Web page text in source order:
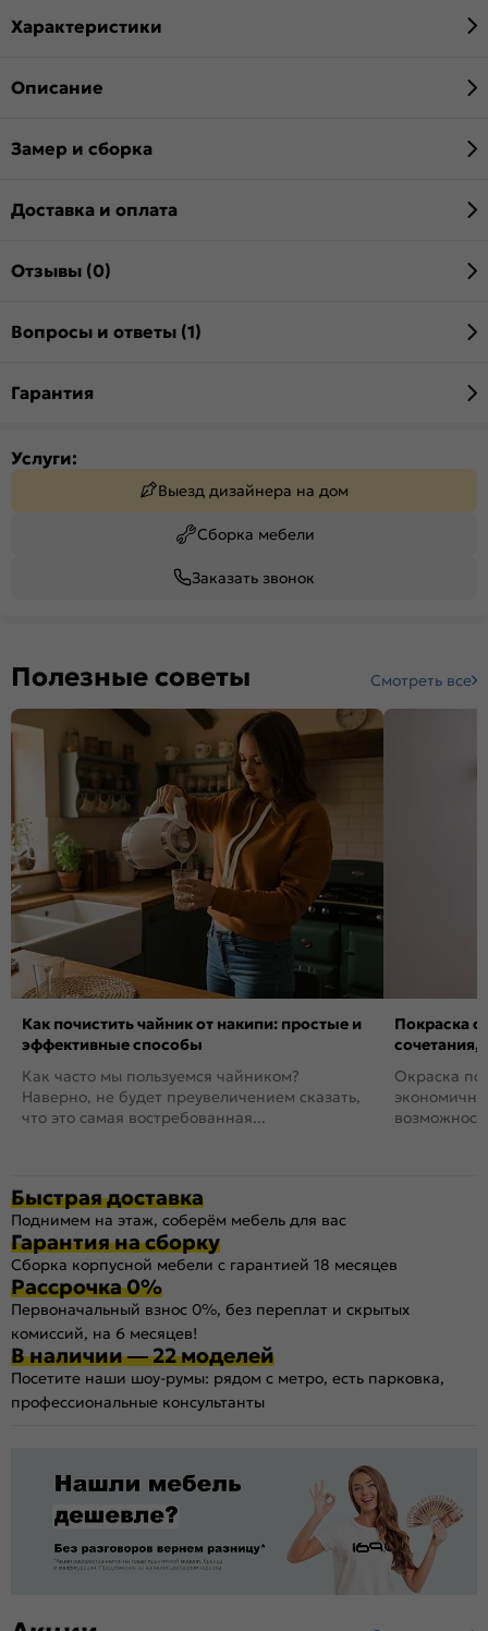
Характеристики
Описание
Замер и сборка
Доставка и оплата
Отзывы (0)
Вопросы и ответы (1)
Гарантия
Услуги:
Выезд дизайнера на дом
Сборка мебели
Заказать звонок
Полезные советы Смотреть все
Как почистить чайник от накипи: простые и
эффективные способы
Как часто мы пользуемся чайником?
Наверно, не будет преувеличением сказать,
что это самая востребованная...
Покраска
сочетания,
Окраска
Быстрая доставка
Поднимем на этаж, соберём мебель для вас
Гарантия на сборку
Сборка корпусной мебели с гарантией 18 месяцев
Рассрочка 0%
Первоначальный взнос 0%, без переплат и скрытых
комиссий, на 6 месяцев!
В наличии — 22 моделей
Посетите наши шоу-румы: рядом с метро, есть парковка,
профессиональные консультанты